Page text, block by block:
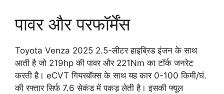
पावर और परफॉर्मेंस
Toyota Venza 2025 2.5-लीटर हाइब्रिड इंजन के साथ
आती है जो 219hp की पावर और 221Nm का टॉर्क जनरेट
करती है। eCVT गियरबॉक्स के साथ यह कार 0-100 किमी/घं.
की रफ्तार सिर्फ 7.6 सेकंड में पकड़ लेती है। इसकी फ्यूल